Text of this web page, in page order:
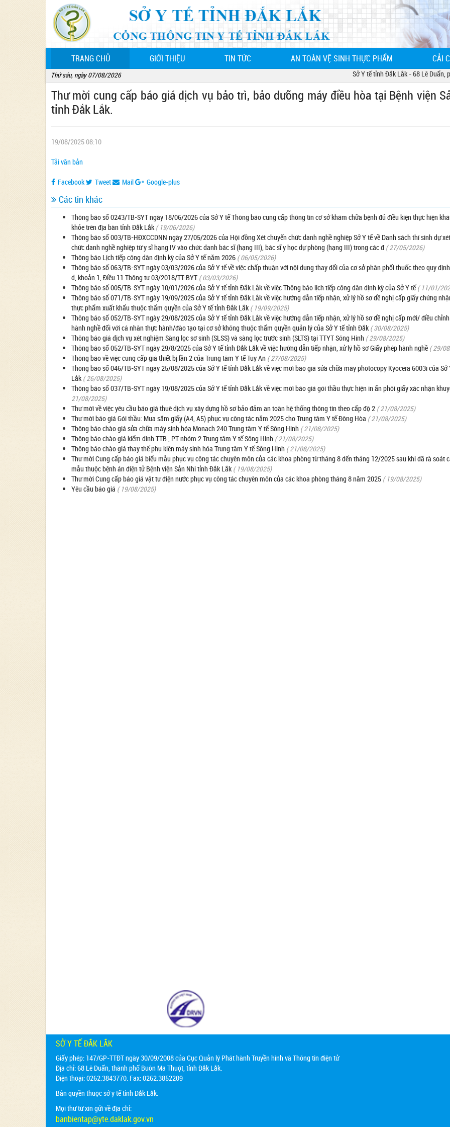
TRANG CHỦ(CURRENT) GIỚI THIỆU TIN TỨC AN TOÀN VỆ SINH THỰC PHẨM CẢI
Thứ sáu, ngày 07/08/2026 Sở Y tế tỉnh Đắk Lắk - 68 Lê Duẩn,
Thư mời cung cấp báo giá dịch vụ bảo trì, bảo dưỡng máy điều hòa tại Bệnh viện
tỉnh Đắk Lắk.
19/08/2025 08:10
Tải văn bản
Facebook Tweet Mail Google-plus
Các tin khác
Thông báo số 0243/TB-SYT ngày 18/06/2026 của Sở Y tế Thông báo cung cấp thông tin cơ sở khám chữa bệnh đủ điều kiện thực hiện
khỏe trên địa bàn tỉnh Đắk Lắk ( 19/06/2026)
Thông báo số 003/TB-HĐXCCDNN ngày 27/05/2026 của Hội đồng Xét chuyển chức danh nghề nghiệp Sở Y tế về Danh sách thí sinh dự
chức danh nghề nghiệp từ y sĩ hạng IV vào chức danh bác sĩ (hạng III), bác sĩ y học dự phòng (hạng III) trong các đ ( 27/05/2026)
Thông báo Lịch tiếp công dân định kỳ của Sở Y tế năm 2026 ( 06/05/2026)
Thông báo số 063/TB-SYT ngày 03/03/2026 của Sở Y tế về việc chấp thuận với nội dung thay đổi của cơ sở phân phối thuốc theo quy
d, khoản 1, Điều 11 Thông tư 03/2018/TT-BYT ( 03/03/2026)
Thông báo số 005/TB-SYT ngày 10/01/2026 của Sở Y tế tỉnh Đắk Lắk về việc Thông báo lịch tiếp công dân định kỳ của Sở Y tế ( 11/01/
Thông báo số 071/TB-SYT ngày 19/09/2025 của Sở Y tế tỉnh Đắk Lắk về việc hướng dẫn tiếp nhận, xử lý hồ sơ đề nghị cấp giấy chứng
thực phẩm xuất khẩu thuộc thẩm quyền của Sở Y tế tỉnh Đắk Lắk ( 19/09/2025)
Thông báo số 052/TB-SYT ngày 29/08/2025 của Sở Y tế tỉnh Đắk Lắk về việc hướng dẫn tiếp nhận, xử lý hồ sơ đề nghị cấp mới/ điều
hành nghề đối với cá nhân thực hành/đào tạo tại cơ sở không thuộc thẩm quyền quản lý của Sở Y tế tỉnh Đắk ( 30/08/2025)
Thông báo giá dịch vụ xét nghiệm Sàng lọc sơ sinh (SLSS) và sàng lọc trước sinh (SLTS) tại TTYT Sông Hinh ( 29/08/2025)
Thông báo số 052/TB-SYT ngày 29/8/2025 của Sở Y tế tỉnh Đắk Lắk về việc hướng dẫn tiếp nhận, xử lý hồ sơ Giấy phép hành nghề ( 29/
Thông báo về việc cung cấp giá thiết bị lần 2 của Trung tâm Y tế Tuy An ( 27/08/2025)
Thông báo số 046/TB-SYT ngày 25/08/2025 của Sở Y tế tỉnh Đắk Lắk về việc mời báo giá sửa chữa máy photocopy Kyocera 6003i của Sở
Lắk ( 26/08/2025)
Thông báo số 037/TB-SYT ngày 19/08/2025 của Sở Y tế tỉnh Đắk Lắk về việc mời báo giá gói thầu thực hiện in ấn phôi giấy xác nhận
21/08/2025)
Thư mời về việc yêu cầu báo giá thuê dịch vụ xây dựng hồ sơ bảo đảm an toàn hệ thống thông tin theo cấp độ 2 ( 21/08/2025)
Thư mời báo giá Gói thầu: Mua sắm giấy (A4, A5) phục vụ công tác năm 2025 cho Trung tâm Y tế Đông Hòa ( 21/08/2025)
Thông báo chào giá sửa chữa máy sinh hóa Monach 240 Trung tâm Y tế Sông Hinh ( 21/08/2025)
Thông báo chào giá kiểm định TTB , PT nhóm 2 Trung tâm Y tế Sông Hinh ( 21/08/2025)
Thông báo chào giá thay thế phụ kiên máy sinh hóa Trung tâm Y tế Sông Hinh ( 21/08/2025)
Thư mời Cung cấp báo giá biểu mẫu phục vụ công tác chuyên môn của các khoa phòng từ tháng 8 đến tháng 12/2025 sau khi đã rà soát
mẫu thuộc bệnh án điện tử Bệnh viện Sản Nhi tỉnh Đắk Lắk ( 19/08/2025)
Thư mời Cung cấp báo giá vật tư điện nước phục vụ công tác chuyên môn của các khoa phòng tháng 8 năm 2025 ( 19/08/2025)
Yêu cầu báo giá ( 19/08/2025)
SỞ Y TẾ ĐẮK LẮK
Giấy phép: 147/GP-TTĐT ngày 30/09/2008 của Cục Quản lý Phát hành Truyền hình và Thông tin điện tử
Địa chỉ:68 Lê Duẩn, thành phố Buôn Ma Thuột, tỉnh Đắk Lắk.
Điện thoại: 0262.3843770. Fax: 0262.3852209
Bản quyền thuộc sở y tế tỉnh Đắk Lắk.
Mọi thư từ xin gửi về địa chỉ:
banbientap@yte.daklak.gov.vn